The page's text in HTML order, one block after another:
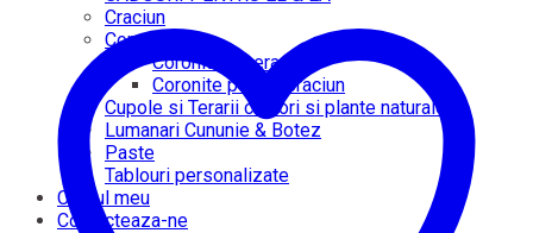
Craciun
Coronite
Coronite funerare
Coronite pentru Craciun
Cupole si Terarii cu flori si plante naturale
Lumanari Cununie & Botez
Paste
Tablouri personalizate
Contul meu
Contacteaza-ne